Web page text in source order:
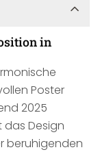
in
Poster
2025
Design
beruhigenden